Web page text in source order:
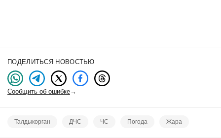
ПОДЕЛИТЬСЯ НОВОСТЬЮ
Сообщить об ошибке→
Талдыкорган ДЧС ЧС Погода Жара